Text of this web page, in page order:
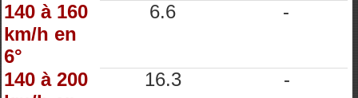
140 à 160
km/h en
6°
6.6 -
140 à 200
16.3 -